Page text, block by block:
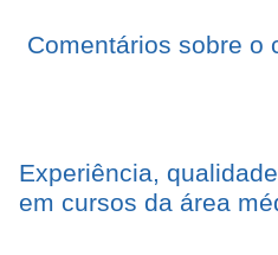
Comentários sobre o
Experiência,
em cursos da área